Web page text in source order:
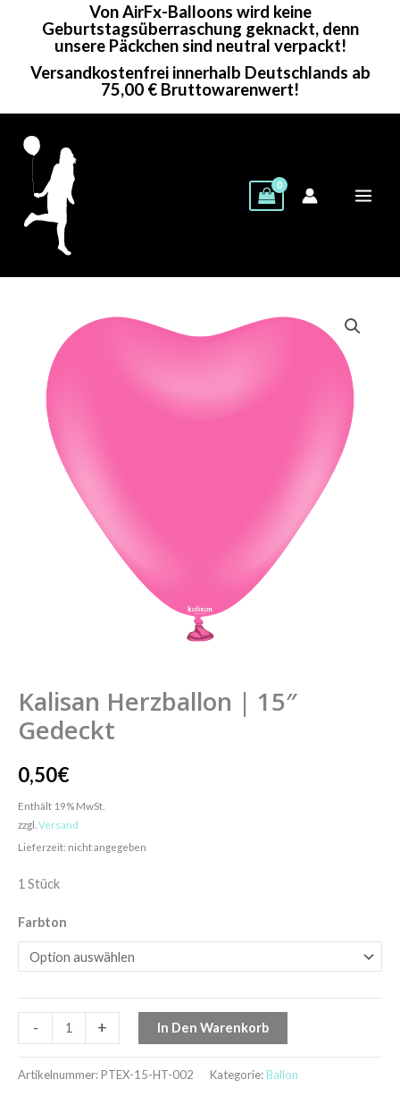
Von AirFx-Balloons wird keine
Geburtstagsüberraschung geknackt, denn
unsere Päckchen sind neutral verpackt!
Versandkostenfrei innerhalb Deutschlands ab
75,00 € Bruttowarenwert!
Kalisan Herzballon | 15″
Gedeckt
0,50€
Enthält 19% MwSt.
zzgl. Versand
Lieferzeit: nicht angegeben
1 Stück
Farbton
-
Herzballon
Gedeckt
Menge
+ In Den Warenkorb
Artikelnummer:PTEX-15-HT-002 Kategorie: Ballon